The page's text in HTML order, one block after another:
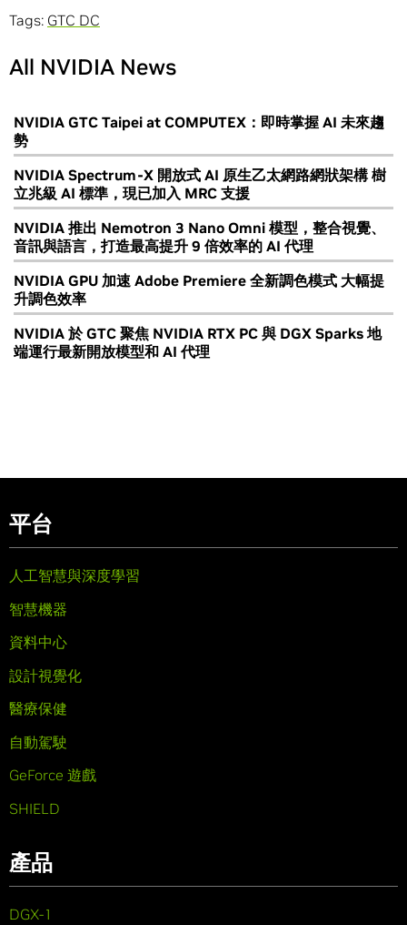
Tags: GTC DC
All NVIDIA News
NVIDIA GTC Taipei at COMPUTEX：即時掌握 AI 未來趨
勢
NVIDIA Spectrum-X 開放式 AI 原生乙太網路網狀架構 樹
立兆級 AI 標準，現已加入 MRC 支援
NVIDIA 推出 Nemotron 3 Nano Omni 模型，整合視覺、
音訊與語言，打造最高提升 9 倍效率的 AI 代理
NVIDIA GPU 加速 Adobe Premiere 全新調色模式 大幅提
升調色效率
NVIDIA 於 GTC 聚焦 NVIDIA RTX PC 與 DGX Sparks 地
端運行最新開放模型和 AI 代理
平台
人工智慧與深度學習
智慧機器
資料中心
設計視覺化
醫療保健
自動駕駛
GeForce 遊戲
SHIELD
產品
DGX-1